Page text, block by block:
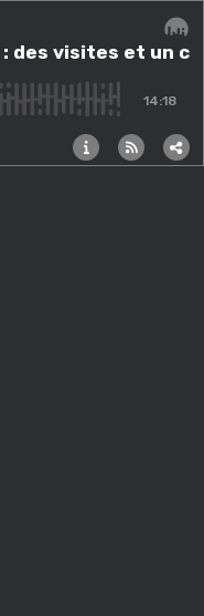
: des visites et un
: des visites et un
14:18